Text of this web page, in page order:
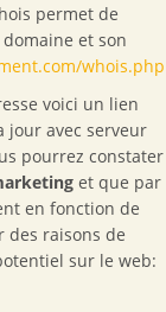
permet de
et son
whois.php
voici un lien
jour avec serveur
pourrez constater
et que par
en fonction de
des raisons de
sur le web: